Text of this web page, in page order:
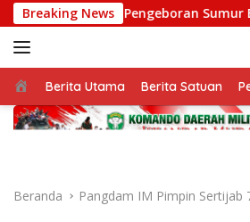
Langsung
ke
konten
Breaking News
Pidie Mulai Pengeboran Sumur
Beranda
Berita Utama Berita Satuan
Beranda Pangdam IM Pimpin Sertijab